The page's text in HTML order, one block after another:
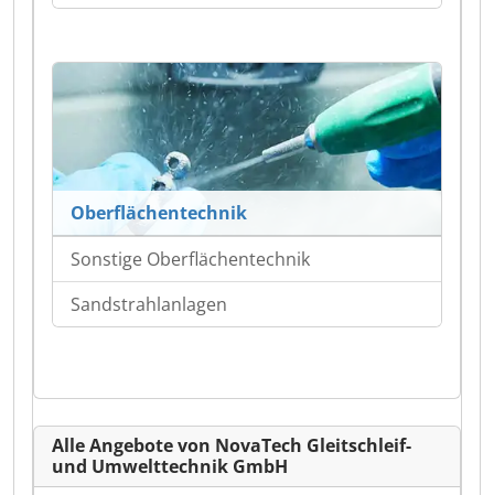
Oberflächentechnik
Sonstige Oberflächentechnik
Sandstrahlanlagen
Alle Angebote von NovaTech Gleitschleif-
und Umwelttechnik GmbH